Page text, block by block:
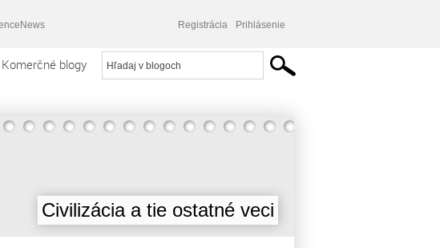
Registrácia Prihlásenie
Komerčné blogy
Civilizácia a tie ostatné veci